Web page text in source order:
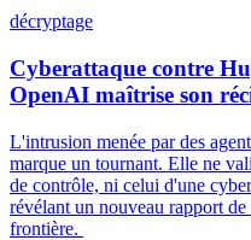
décryptage
Cyberattaque contre
OpenAI maîtrise son
L'intrusion menée par des
marque un tournant. Elle ne
de contrôle, ni celui d'une
révélant un nouveau rapport
frontière.